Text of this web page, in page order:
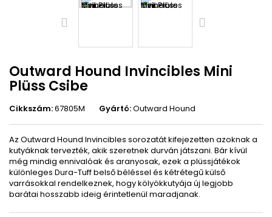
Outward Hound Invincibles Mini
Plüss Csibe
Cikkszám:67805M Gyártó:Outward Hound
Az Outward Hound Invincibles sorozatát kifejezetten azoknak a
kutyáknak tervezték, akik szeretnek durván játszani. Bár kívül
még mindig ennivalóak és aranyosak, ezek a plüssjátékok
különleges Dura-Tuff belső béléssel és kétrétegű külső
varrásokkal rendelkeznek, hogy kölyökkutyája új legjobb
barátai hosszabb ideig érintetlenül maradjanak.